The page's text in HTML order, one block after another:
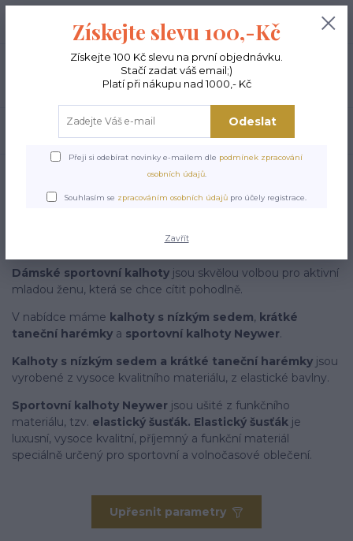
Po - Pá 9-15:00 0,00 Kč
VÝPRODEJ Sportovní kalhoty
Sportovní
kalhoty
Dámské sportovní kalhoty jsou skvělou volbou pro aktivní
mladou ženu, která se chce cítit pohodlně.
V nabídce máme kalhoty s nízkým sedem, krátké
taneční harémky a sportovní kalhoty Neywer.
Kalhoty s nízkým sedem a krátké taneční harémky jsou
vyrobené z vysoce kvalitního materiálu, z elastické bavlny.
Sportovní kalhoty Neywer jsou ušité z funkčního
materiálu, tzv. elastický šusťák. Elastický šusťák je
luxusní, vysoce kvalitní, příjemný a funkční materiál
speciálně určený pro sportovní a volnočasové oblečení.
Upřesnit parametry
Získejte slevu 100,-Kč
Získejte 100 Kč slevu na první objednávku.
Stačí zadat váš email;)
Platí při nákupu nad 1000,- Kč
Odeslat
Přeji si odebírat novinky e-mailem dle podmínek zpracování
osobních údajů.
Souhlasím se zpracováním osobních údajů pro účely registrace.
Zavřít